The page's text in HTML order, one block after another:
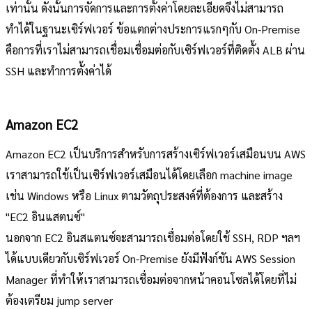
เท่านั้น ดังนั้นการจัดการและการตั้งค่าโดยละเอียดจึงไม่สามารถ
ทำได้ในฐานะเซิร์ฟเวอร์ ข้อแตกต่างประการแรกๆกับ On-Premise
คือการที่เราไม่สามารถเชื่อมเชื่อมต่อกับเซิร์ฟเวอร์ที่ติดตั้ง ALB ผ่าน
SSH และทำการตั้งค่าได้
Amazon EC2
Amazon EC2 เป็นบริการสำหรับการสร้างเซิร์ฟเวอร์เสมือนบน AWS
เราสามารถใช้เป็นเซิร์ฟเวอร์เสมือนได้โดยเลือก machine image
เช่น Windows หรือ Linux ตามวัตถุประสงค์ที่ต้องการ และสร้าง
"EC2 อินแสตนซ์"
นอกจาก EC2 อินสแตนซ์จะสามารถเชื่อมต่อโดยใช้ SSH, RDP ฯลฯ
ได้แบบเดียวกับเซิร์ฟเวอร์ On-Premise ยังมีฟังก์ชัน AWS Session
Manager ที่ทำให้เราสามารถเชื่อมต่อจากหน้าคอนโซลได้โดยที่ไม่
ต้องเตรียม jump server